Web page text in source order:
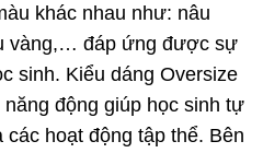
khác nhau như: nâu
vàng,… đáp ứng được sự
sinh. Kiểu dáng Oversize
động giúp học sinh tự
hoạt động tập thể. Bên